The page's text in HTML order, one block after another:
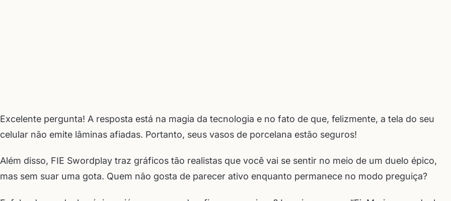
Excelente pergunta! A resposta está na magia da tecnologia e no fato de que, felizmente, a tela do seu
celular não emite lâminas afiadas. Portanto, seus vasos de porcelana estão seguros!
Além disso, FIE Swordplay traz gráficos tão realistas que você vai se sentir no meio de um duelo épico,
mas sem suar uma gota. Quem não gosta de parecer ativo enquanto permanece no modo preguiça?